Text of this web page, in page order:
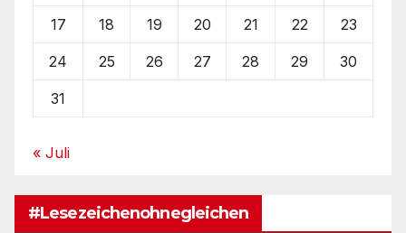
17 18 19 20 21 22 23
24 25 26 27 28 29 30
31
« Juli
#Lesezeichenohnegleichen